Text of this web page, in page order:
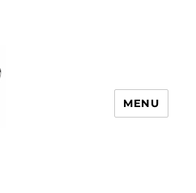
MENU